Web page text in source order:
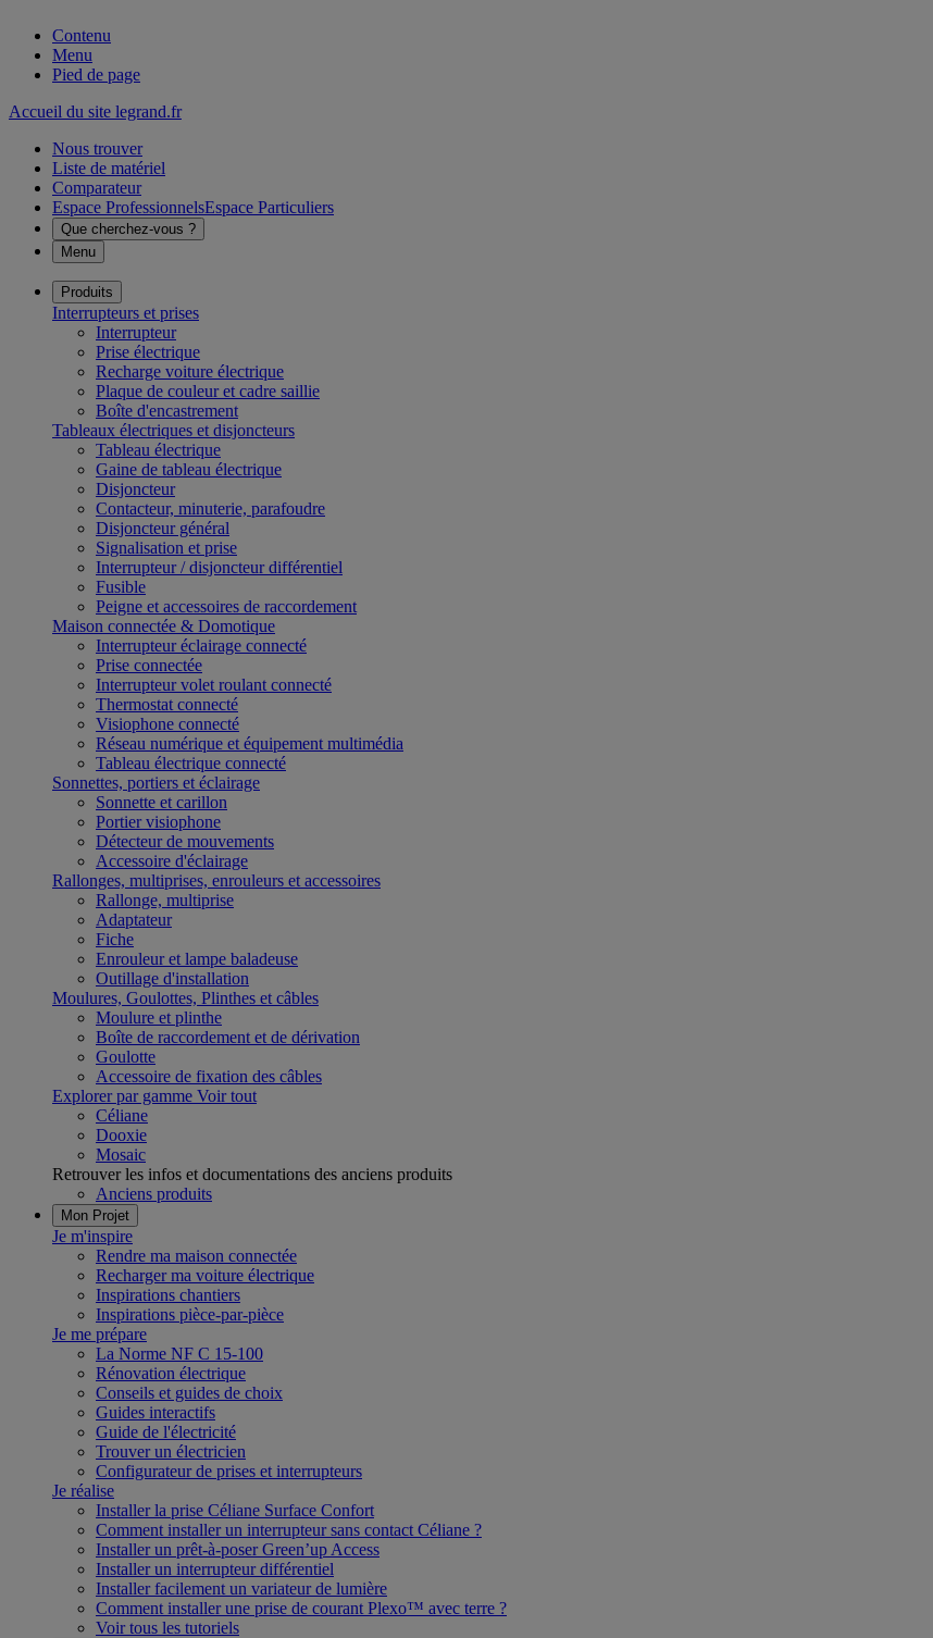
Contenu
Menu
Pied de page
Accueil du site legrand.fr
Nous trouver
Liste de matériel
Comparateur
Espace ProfessionnelsEspace Particuliers
Que cherchez-vous ?
Menu
Produits
Interrupteurs et prises
Interrupteur
Prise électrique
Recharge voiture électrique
Plaque de couleur et cadre saillie
Boîte d'encastrement
Tableaux électriques et disjoncteurs
Tableau électrique
Gaine de tableau électrique
Disjoncteur
Contacteur, minuterie, parafoudre
Disjoncteur général
Signalisation et prise
Interrupteur / disjoncteur différentiel
Fusible
Peigne et accessoires de raccordement
Maison connectée & Domotique
Interrupteur éclairage connecté
Prise connectée
Interrupteur volet roulant connecté
Thermostat connecté
Visiophone connecté
Réseau numérique et équipement multimédia
Tableau électrique connecté
Sonnettes, portiers et éclairage
Sonnette et carillon
Portier visiophone
Détecteur de mouvements
Accessoire d'éclairage
Rallonges, multiprises, enrouleurs et accessoires
Rallonge, multiprise
Adaptateur
Fiche
Enrouleur et lampe baladeuse
Outillage d'installation
Moulures, Goulottes, Plinthes et câbles
Moulure et plinthe
Boîte de raccordement et de dérivation
Goulotte
Accessoire de fixation des câbles
Explorer par gamme Voir tout
Céliane
Dooxie
Mosaic
Retrouver les infos et documentations des anciens produits
Anciens produits
Mon Projet
Je m'inspire
Rendre ma maison connectée
Recharger ma voiture électrique
Inspirations chantiers
Inspirations pièce-par-pièce
Je me prépare
La Norme NF C 15-100
Rénovation électrique
Conseils et guides de choix
Guides interactifs
Guide de l'électricité
Trouver un électricien
Configurateur de prises et interrupteurs
Je réalise
Installer la prise Céliane Surface Confort
Comment installer un interrupteur sans contact Céliane ?
Installer un prêt-à-poser Green’up Access
Installer un interrupteur différentiel
Installer facilement un variateur de lumière
Comment installer une prise de courant Plexo™ avec terre ?
Voir tous les tutoriels